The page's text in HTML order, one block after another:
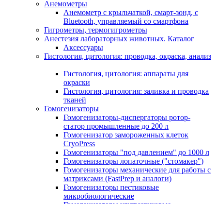
Анемометры
Анемометр с крыльчаткой, смарт-зонд, с
Bluetooth, управляемый со смартфона
Гигрометры, термогигрометры
Анестезия лабораторных животных. Каталог
Аксессуары
Гистология, цитология: проводка, окраска, анализ
Гистология, цитология: аппараты для
окраски
Гистология, цитология: заливка и проводка
тканей
Гомогенизаторы
Гомогенизаторы-диспергаторы ротор-
статор промышленные до 200 л
Гомогенизатор замороженных клеток
CryoPress
Гомогенизаторы "под давлением" до 1000 л
Гомогенизаторы лопаточные ("стомакер")
Гомогенизаторы механические для работы с
матриксами (FastPrep и аналоги)
Гомогенизаторы пестиковые
микробиологические